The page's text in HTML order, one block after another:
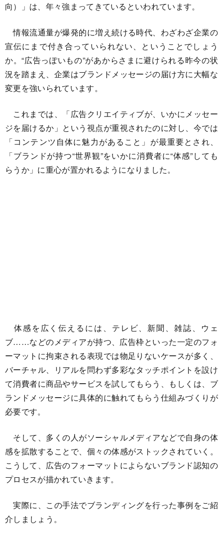
向）」は、年々強まってきているといわれています。
情報流通量が爆発的に増え続ける時代、わざわざ企業の
宣伝にまで付き合っていられない、ということでしょう
か。“広告っぽいもの”があからさまに避けられる昨今の状
況を踏まえ、企業はブランドメッセージの届け方に大幅な
変更を強いられています。
これまでは、「広告クリエイティブが、いかにメッセー
ジを届けるか」という視点が重視されたのに対し、今では
「コンテンツ自体に魅力があること」が最重要とされ、
「ブランドが持つ“世界観”をいかに消費者に“体感”しても
らうか」に重心が置かれるようになりました。
体感を広く伝えるには、テレビ、新聞、雑誌、ウェ
ブ……などのメディアが持つ、広告枠といった一定のフォ
ーマットに拘束される表現では物足りないケースが多く、
バーチャル、リアルを問わず多彩なタッチポイントを設け
て消費者に商品やサービスを試してもらう、もしくは、ブ
ランドメッセージに具体的に触れてもらう仕組みづくりが
必要です。
そして、多くの人がソーシャルメディアなどで自身の体
感を拡散することで、個々の体感がストックされていく。
こうして、広告のフォーマットによらないブランド認知の
プロセスが描かれていきます。
実際に、この手法でブランディングを行った事例をご紹
介しましょう。